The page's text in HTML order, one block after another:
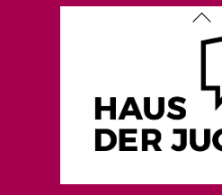
Back
To